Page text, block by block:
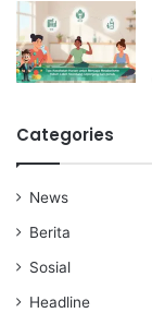
Categories
News
Berita
Sosial
Headline